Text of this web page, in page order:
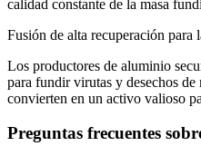
calidad constante de la masa
Fusión de alta recuperación
Los productores de aluminio
para fundir virutas y desechos
convierten en un activo valioso
Preguntas frecuentes